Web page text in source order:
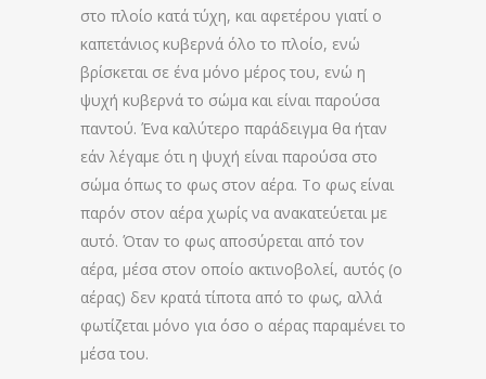
στο πλοίο κατά τύχη, και αφετέρου γιατί ο
καπετάνιος κυβερνά όλο το πλοίο, ενώ
βρίσκεται σε ένα μόνο μέρος του, ενώ η
ψυχή κυβερνά το σώμα και είναι παρούσα
παντού. Ένα καλύτερο παράδειγμα θα ήταν
εάν λέγαμε ότι η ψυχή είναι παρούσα στο
σώμα όπως το φως στον αέρα. Το φως είναι
παρόν στον αέρα χωρίς να ανακατεύεται με
αυτό. Όταν το φως αποσύρεται από τον
αέρα, μέσα στον οποίο ακτινοβολεί, αυτός (ο
αέρας) δεν κρατά τίποτα από το φως, αλλά
φωτίζεται μόνο για όσο ο αέρας παραμένει το
μέσα του.